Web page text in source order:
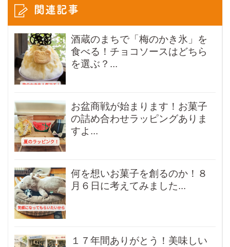
関連記事
酒蔵のまちで「梅のかき氷」を
食べる！チョコソースはどちら
を選ぶ？...
お盆商戦が始まります！お菓子
の詰め合わせラッピングありま
すよ...
何を想いお菓子を創るのか！８
月６日に考えてみました...
１７年間ありがとう！美味しい